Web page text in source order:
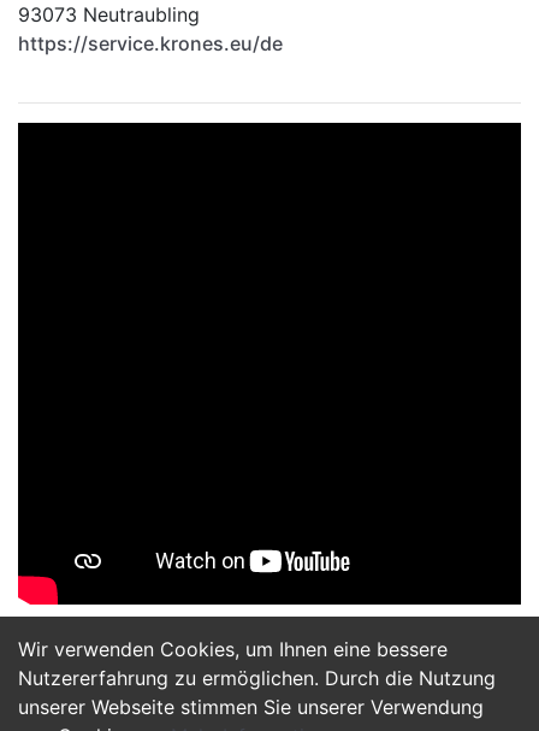
Wir verwenden Cookies, um Ihnen eine bessere
Nutzererfahrung zu ermöglichen. Durch die Nutzung
unserer Webseite stimmen Sie unserer Verwendung
93073 Neutraubling
https://service.krones.eu/de
Jetzt Bewerben